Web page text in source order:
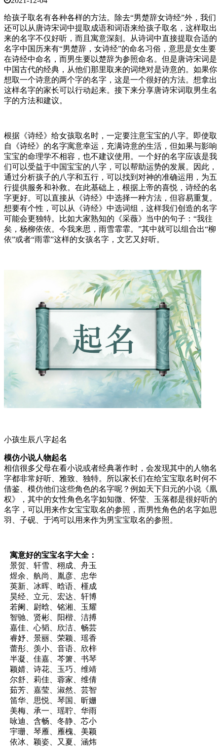
给孩子取名有各种各样的方法。除去“男楚辞女诗经”外，我们
还可以从唐诗宋词中提取成语和词语来给孩子取名，这样取出
来的名字不仅好听，而且寓意深刻。从诗词中直接提取合适的
名字中国历来有“男楚辞，女诗经”的命名习俗，意思是女生要
在诗经中命名，而男生要以楚辞为参照命名。但是唐诗宋词是
中国古代的经典，从他们那里取来的词绝对是诗意的。如果你
想取一个诗意的两个字的名字，这是一个很好的方法。想拿出
这样名字的家长可以行动起来。接下来分享唐诗宋词取男生名
字的方法和建议。
根据《诗经》给女孩取名时，一定要注意宝宝的八字。即使取
自《诗经》的名字寓意幸运，充满诗意的生活，但如果与影响
宝宝的命理学不相容，也不建议使用。一个好的名字应该是我
们可以受益于中国宝宝的八字，可以帮助运势的发展。因此，
通过分析孩子的八字和五行，可以找到对神的准确运用，为五
行提供服务和补救。在此基础上，根据上帝的喜悦，诗经的名
字更好。可以直接从《诗经》中选择一种方法，但容易重复。
想要有个性，可以从《诗经》中选词组，这样我们创造的名字
可能会更独特。比如大家熟知的《采薇》当中的句子：“我往
矣，杨柳依依。今我来思，雨雪霏霏。”其中就可以组合出“柳
依”或者“雨霏”这样的女孩名字，文艺又好听。
小孩生辰八字起名
模仿小说人物起名
相信很多父母在看小说或者经典著作时，会发现其中的人物名
字都非常好听、雅致、独特。所以家长们在给宝宝取名时何不
借鉴、模仿他们这些角色的名字呢？例如天下归元的小说《凰
权》，其中的女性角色名字如知微、怀莹、玉落都是很好听的
名字，可以用来作女宝宝取名的参照，而男性角色的名字如思
羽、子砚、于鸿可以用来作为男宝宝取名的参照。
寓意好的宝宝名字大全：
景贺、轩雪、栩成、舟玉
煜余、舧尚、胤彦、忠华
英新、冰晖、晗语、槿成
昊经、立元、宏达、轩博
若阑、尉晗、铭湘、玉耀
智驰、贤彬、阳楷、洁搏
嘉佳、心韬、欣洁、畅芸
睿妤、景丽、荣颖、瑶香
蕾彤、羡小、音语、欣梓
半凝、佳嘉、芩箫、书琴
颖婧、诗花、玉巧、维靖
尔舒、莉佳、蓉家、维倩
茹芳、嘉莹、淑然、芸智
笛华、思悦、琴国、昕姗
美梅、承一、瑶聍、华雨
咏迪、含畅、冬静、芯小
宇珊、琴雁、雁槐、美颖
依冰、颖姿、又夏、涵炜